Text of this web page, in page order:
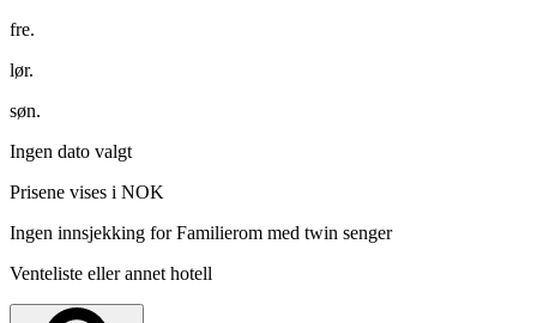
fre.
lør.
søn.
Ingen dato valgt
Prisene vises i NOK
Ingen innsjekking for Familierom med twin senger
Venteliste eller annet hotell